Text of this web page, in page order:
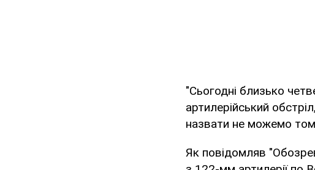
"Сьогодні близько
артилерійський
назвати не можемо
Як повідомляв